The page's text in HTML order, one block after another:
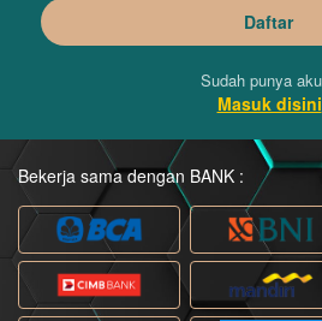
Sudah punya
Masuk disini
Bekerja sama dengan BANK :